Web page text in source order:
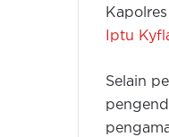
Iptu
Selain